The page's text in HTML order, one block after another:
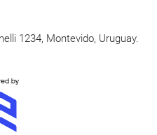
1234, Montevido, Uruguay.